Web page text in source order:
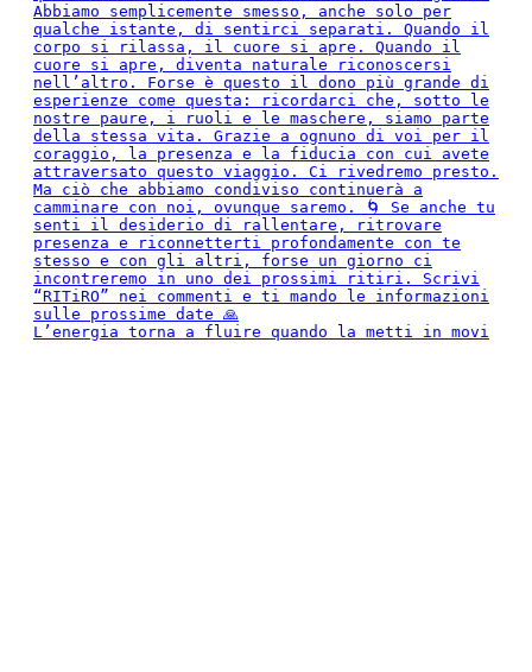
L’energia torna a fluire quando la metti in movi